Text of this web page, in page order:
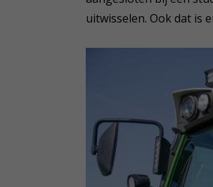
uitwisselen. Ook dat is